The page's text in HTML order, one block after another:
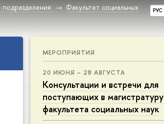
РУС
Факультет социальных
МЕРОПРИЯТИЯ
20 ИЮНЯ – 28 АВГУСТА
Консультации и встречи для
поступающих в магистратуру
факультета социальных наук